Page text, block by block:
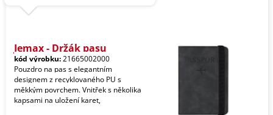
Jemax - Držák pasu
kód výrobku:21665002000
Pouzdro na pas s elegantním
designem z recyklovaného PU s
měkkým povrchem. Vnitřek s několika
kapsami na uložení karet,